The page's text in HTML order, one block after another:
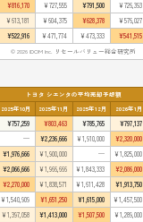
¥816,170 ¥727,555 ¥791,500 ¥726,393
¥613,181 ¥604,375 ¥628,378 ¥576,027
¥522,916 ¥471,774 ¥473,333 ¥541,515
© 2026 IDOM Inc. リセールバリュー総合研究所
トヨタ シエンタの平均売却予想額
2025年10月 2025年11月 2025年12月 2026年1月
¥757,259 ¥803,463 ¥785,765 ¥797,137
— ¥2,236,666 ¥1,910,000 ¥2,320,000
¥1,976,666 ¥1,900,000 — ¥1,825,000
¥2,066,666 ¥1,966,666 ¥1,843,333 ¥2,086,000
¥2,270,000 ¥1,838,571 ¥1,611,428 ¥1,913,750
¥1,540,909 ¥1,651,250 ¥1,615,000 ¥1,457,500
¥1,397,058 ¥1,413,000 ¥1,507,500 ¥1,289,000